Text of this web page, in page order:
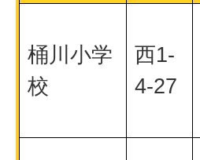
桶川小学
校
西1-
4-27